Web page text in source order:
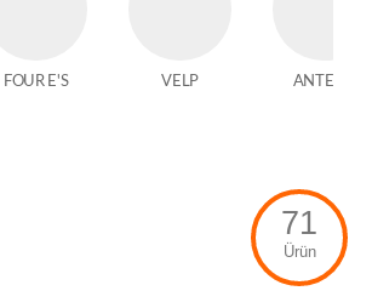
FOUR E'S VELP ANTECH
71
Ürün